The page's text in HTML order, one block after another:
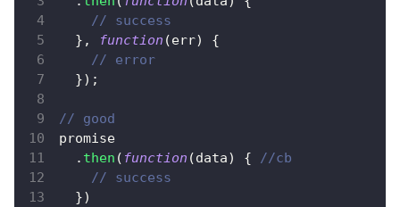
// success
} , function (err)
{
// error
}) ;
// good
promise
. then ( function (data) {
//cb
// success
})